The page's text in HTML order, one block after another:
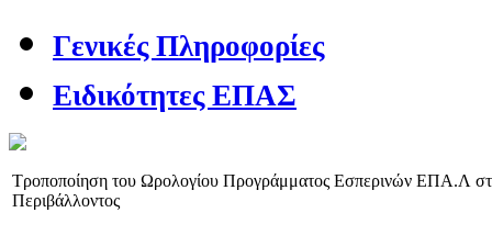
Γενικές Πληροφορίες
Ειδικότητες ΕΠΑΣ
Τροποποίηση του Ωρολογίου Προγράμματος Εσπερινών ΕΠΑ.Λ
Περιβάλλοντος